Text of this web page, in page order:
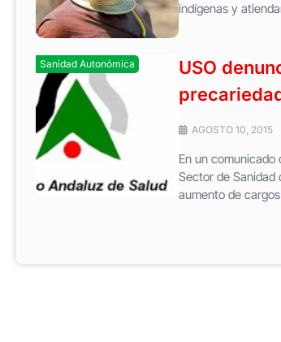
indígenas y
Sanidad Autonómica
USO
AGOSTO 10, 2015
En un
Sector de Sanidad
aumento de